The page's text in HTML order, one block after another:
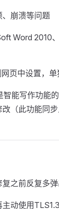
崩溃等问题
Word 2010
页中设置，
能写作功能
（此功能同步
之前反复多
动使用